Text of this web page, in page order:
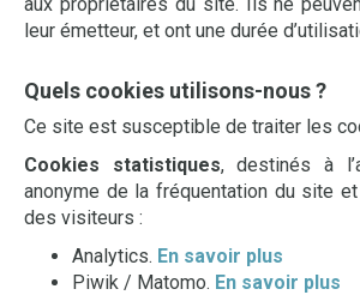
leur émetteur, et ont une durée
Quels cookies utilisons-nous ?
Ce site est susceptible de traiter les
Cookies statistiques, destinés à
anonyme de la fréquentation du site
des visiteurs :
Analytics. En savoir plus
Piwik / Matomo. En savoir plus